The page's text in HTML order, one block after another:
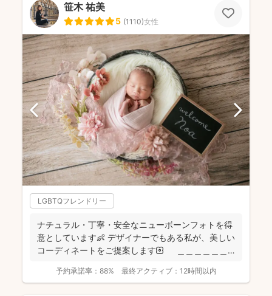
笹木 祐美
5 (1110)女性
LGBTQフレンドリー
ナチュラル・丁寧・安全なニューボーンフォトを得
意としています👶 デザイナーでもある私が、美しい
コーディネートをご提案します🌼 ＿＿＿＿＿＿
予約承諾率： 88% 最終アクティブ： 12時間以内